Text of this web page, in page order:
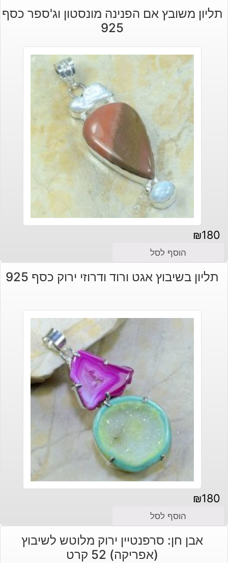
תליון משובץ אם הפנינה מונסטון וג'ספר כסף
925
₪180
הוסף לסל
תליון בשיבוץ אגט ורוד ודרוזי ירוק כסף 925
₪180
הוסף לסל
אבן חן: סרפנטיין ירוק מלוטש לשיבוץ
(אפריקה) 52 קרט